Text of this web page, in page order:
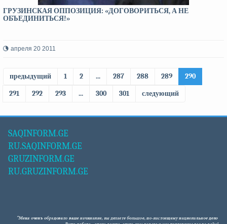
ГРУЗИНСКАЯ ОППОЗИЦИЯ: «ДОГОВОРИТЬСЯ, А НЕ
ОБЪЕДИНИТЬСЯ!»
апреля 20 2011
предыдущий 1 2 ... 287 288 289
290
291
292 293 ... 300 301 следующий
SAQINFORM.GE
RU.SAQINFORM.GE
GRUZINFORM.GE
RU.GRUZINFORM.GE